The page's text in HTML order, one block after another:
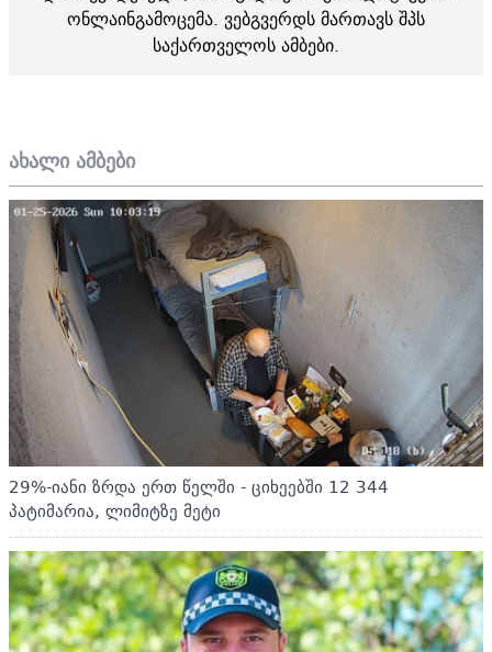
ახალი ამბები
29%-იანი ზრდა ერთ წელში - ციხეებში 12 344
პატიმარია, ლიმიტზე მეტი
ონლაინგამოცემა. ვებგვერდს მართავს შპს
საქართველოს ამბები.